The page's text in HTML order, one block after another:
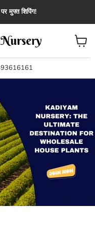
मुफ्त शिपिंग!
कार्ट
देंखे